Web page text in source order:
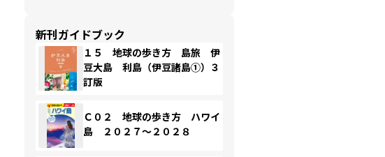
新刊ガイドブック
１５ 地球の歩き方 島旅 伊
豆大島 利島（伊豆諸島①）３
訂版
Ｃ０２ 地球の歩き方 ハワイ
島 ２０２７～２０２８